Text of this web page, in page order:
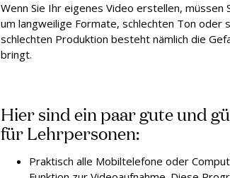
Wenn Sie Ihr eigenes Video erstellen,
um langweilige Formate, schlechten Ton oder
schlechten Produktion besteht nämlich die
bringt.
Hier sind ein paar gute und
für Lehrpersonen:
Praktisch alle Mobiltelefone oder